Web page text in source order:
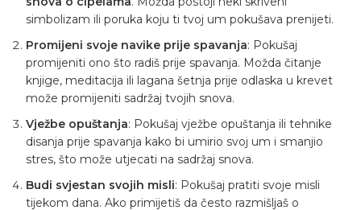
simbolizam ili poruka koju ti tvoj um pokušava prenijeti.
Promijeni svoje navike prije spavanja: Pokušaj
promijeniti ono što radiš prije spavanja. Možda čitanje
knjige, meditacija ili lagana šetnja prije odlaska u krevet
može promijeniti sadržaj tvojih snova.
Vježbe opuštanja: Pokušaj vježbe opuštanja ili tehnike
disanja prije spavanja kako bi umirio svoj um i smanjio
stres, što može utjecati na sadržaj snova.
Budi svjestan svojih misli: Pokušaj pratiti svoje misli
tijekom dana. Ako primijetiš da često razmišljaš o